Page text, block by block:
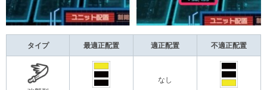
タイプ 最適正配置 適正配置 不適正配置
なし